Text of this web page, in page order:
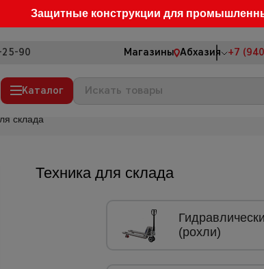
Защитные конструкции для
25-90 Магазины Абхазия +7
Каталог
подъемники
склада
Техника для склада
(рохли)